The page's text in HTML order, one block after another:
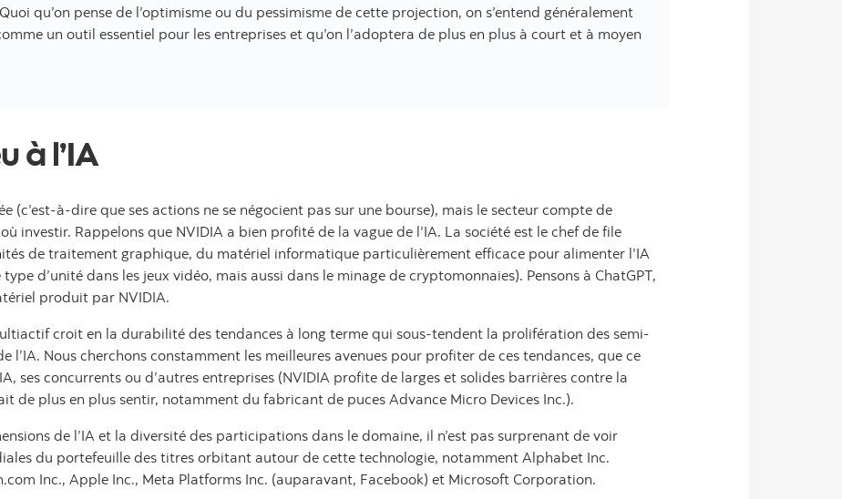
qu’on pense de l’optimisme ou du pessimisme de cette projection, on s’entend généralement
un outil essentiel pour les entreprises et qu’on l’adoptera de plus en plus à court et à moyen
à l’IA
(c’est-à-dire que ses actions ne se négocient pas sur une bourse), mais le secteur compte de
investir. Rappelons que NVIDIA a bien profité de la vague de l’IA. La société est le chef de file
de traitement graphique, du matériel informatique particulièrement efficace pour alimenter l’IA
d’unité dans les jeux vidéo, mais aussi dans le minage de cryptomonnaies). Pensons à ChatGPT,
produit par NVIDIA.
croit en la durabilité des tendances à long terme qui sous-tendent la prolifération des semi-
l’IA. Nous cherchons constamment les meilleures avenues pour profiter de ces tendances, que ce
ses concurrents ou d’autres entreprises (NVIDIA profite de larges et solides barrières contre la
de plus en plus sentir, notamment du fabricant de puces Advance Micro Devices Inc.).
de l’IA et la diversité des participations dans le domaine, il n’est pas surprenant de voir
du portefeuille des titres orbitant autour de cette technologie, notamment Alphabet Inc.
Inc., Apple Inc., Meta Platforms Inc. (auparavant, Facebook) et Microsoft Corporation.